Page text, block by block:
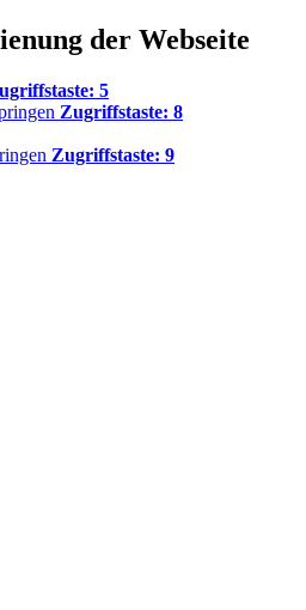
der Webseite
5
Zugriffstaste: 8
Zugriffstaste: 9